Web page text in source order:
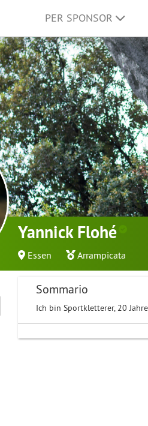
PER SPONSOR
Yannick Flohé
Essen Arrampicata
Sommario
Ich bin Sportkletterer, 20